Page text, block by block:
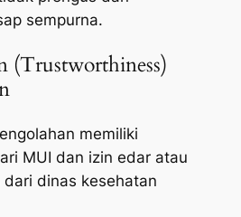
sempurna.
(Trustworthiness)
memiliki
MUI dan izin edar atau
dinas kesehatan